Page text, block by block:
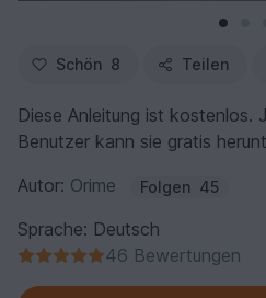
Schön 8 Teilen
Diese Anleitung ist kostenlos.
Benutzer kann sie gratis
Autor: Orime Folgen 45
Sprache: Deutsch
46 Bewertungen